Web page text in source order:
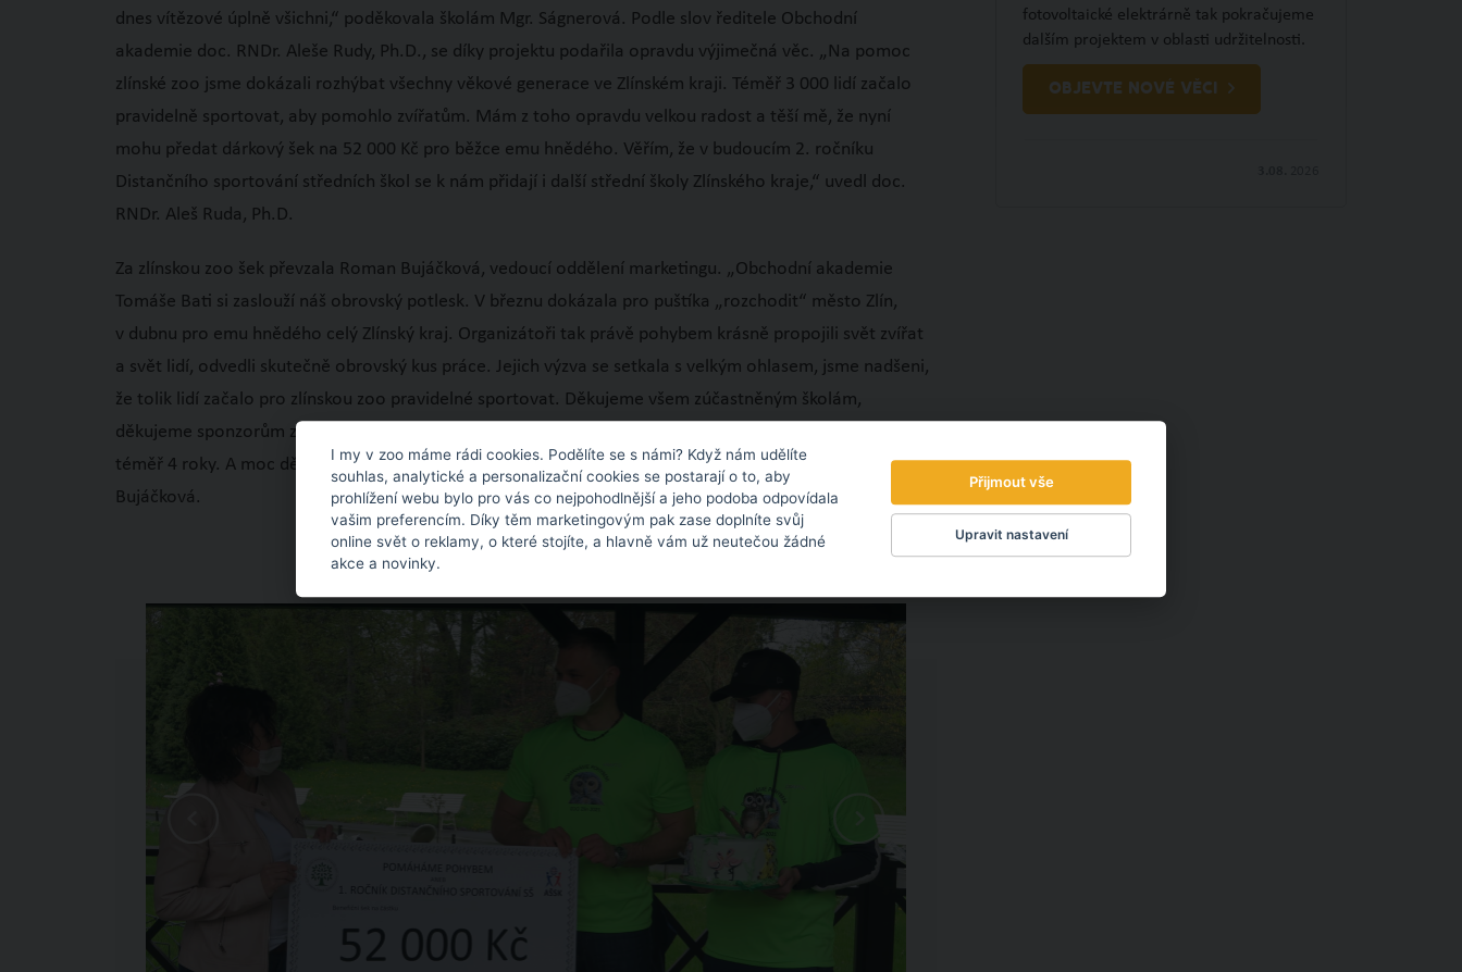
dnes vítězové úplně všichni,“ poděkovala školám Mgr. Ságnerová. Podle slov ředitele Obchodní
akademie doc. RNDr. Aleše Rudy, Ph.D., se díky projektu podařila opravdu výjimečná věc. „Na pomoc
zlínské zoo jsme dokázali rozhýbat všechny věkové generace ve Zlínském kraji. Téměř 3 000 lidí začalo
pravidelně sportovat, aby pomohlo zvířatům. Mám z toho opravdu velkou radost a těší mě, že nyní
mohu předat dárkový šek na 52 000 Kč pro běžce emu hnědého. Věřím, že v budoucím 2. ročníku
Distančního sportování středních škol se k nám přidají i další střední školy Zlínského kraje,“ uvedl doc.
RNDr. Aleš Ruda, Ph.D.
Za zlínskou zoo šek převzala Roman Bujáčková, vedoucí oddělení marketingu. „Obchodní akademie
Tomáše Bati si zaslouží náš obrovský potlesk. V březnu dokázala pro puštíka „rozchodit“ město Zlín,
v dubnu pro emu hnědého celý Zlínský kraj. Organizátoři tak právě pohybem krásně propojili svět zvířat
a svět lidí, odvedli skutečně obrovský kus práce. Jejich výzva se setkala s velkým ohlasem, jsme nadšeni,
že tolik lidí začalo pro zlínskou zoo pravidelné sportovat. Děkujeme všem zúčastněným školám,
děkujeme sponzorům za jejich štědrost. Pro emu hnědého předaný sponzorský dar pokryje krmení na
téměř 4 roky. A moc děkujeme za naprosto úžasný puštíkovský dort,“ vyzdvihla přínos projektu Romana
Bujáčková.
fotovoltaické elektrárně tak pokračujeme
dalším projektem v oblasti udržitelnosti.
OBJEVTE NOVÉ VĚCI
I my v zoo máme rádi cookies. Podělíte se s námi? Když nám udělíte
souhlas, analytické a personalizační cookies se postarají o to, aby
prohlížení webu bylo pro vás co nejpohodlnější a jeho podoba odpovídala
vašim preferencím. Díky těm marketingovým pak zase doplníte svůj
online svět o reklamy, o které stojíte, a hlavně vám už neutečou žádné
akce a novinky.
Přijmout vše
Upravit nastavení